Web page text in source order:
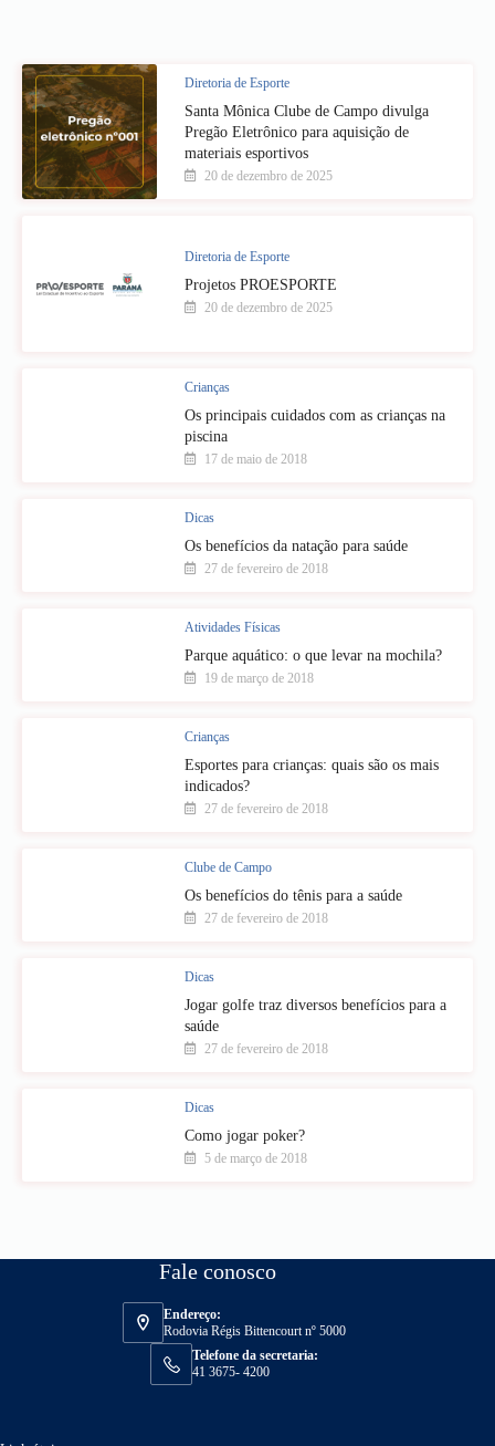
Diretoria de Esporte
Santa Mônica Clube de Campo divulga
Pregão Eletrônico para aquisição de
materiais esportivos
20 de dezembro de 2025
Diretoria de Esporte
Projetos PROESPORTE
20 de dezembro de 2025
Crianças
Os principais cuidados com as crianças na
piscina
17 de maio de 2018
Dicas
Os benefícios da natação para saúde
27 de fevereiro de 2018
Atividades Físicas
Parque aquático: o que levar na mochila?
19 de março de 2018
Crianças
Esportes para crianças: quais são os mais
indicados?
27 de fevereiro de 2018
Clube de Campo
Os benefícios do tênis para a saúde
27 de fevereiro de 2018
Dicas
Jogar golfe traz diversos benefícios para a
saúde
27 de fevereiro de 2018
Dicas
Como jogar poker?
5 de março de 2018
Fale conosco
Endereço:
Rodovia Régis Bittencourt nº 5000
Telefone da secretaria:
41 3675- 4200